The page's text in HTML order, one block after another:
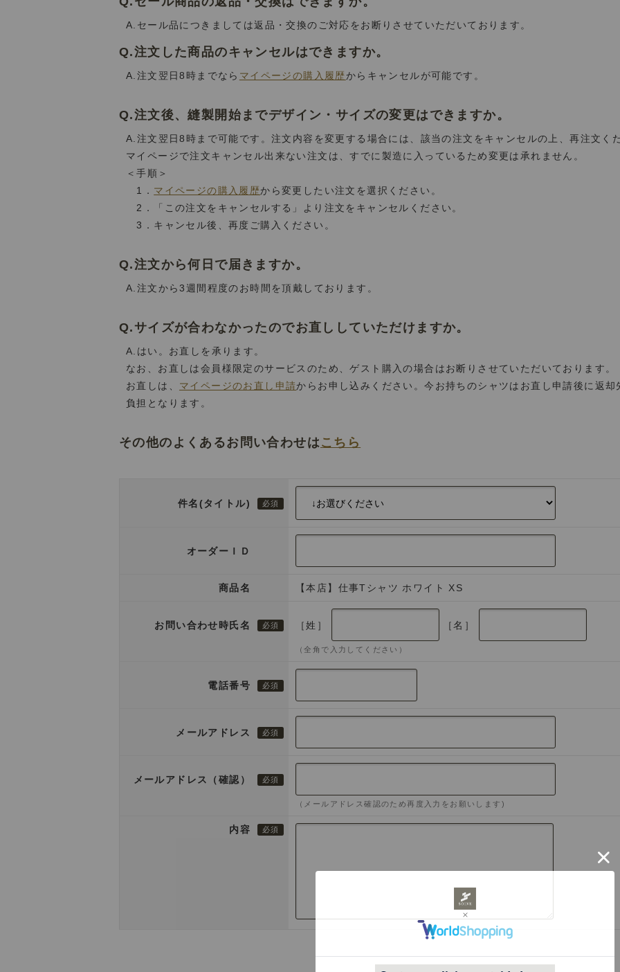
A.セール品につきましては返品・交換のご対応をお断りさせていただいております。
Q.注文した商品のキャンセルはできますか。
A.注文翌日8時までなら マイページの購入履歴からキャンセルが可能です。
Q.注文後、縫製開始までデザイン・サイズの変更はできますか。
A.注文翌日8時まで可能です。注文内容を変更する場合には、該当の注文をキャンセルの上、再注文く
マイページで注文キャンセル出来ない注文は、すでに製造に入っているため変更は承れません。
＜手順＞
1． マイページの購入履歴から変更したい注文を選択ください。
2．「この注文をキャンセルする」より注文をキャンセルください。
3．キャンセル後、再度ご購入ください。
Q.注文から何日で届きますか。
A.注文から3週間程度のお時間を頂戴しております。
Q.サイズが合わなかったのでお直ししていただけますか。
A.はい。お直しを承ります。
なお、お直しは会員様限定のサービスのため、ゲスト購入の場合はお断りさせていただいております。
お直しは、 マイページのお直し申請からお申し込みください。今お持ちのシャツはお直し申請後に返
負担となります。
その他のよくあるお問い合わせは こちら
件名(タイトル)
オーダーＩＤ
商品名 【本店】仕事Tシャツ ホワイト XS
お問い合わせ時氏名 ［姓］ ［名］
（全角で入力してください）
電話番号
メールアドレス
メールアドレス（確認）
（メールアドレス確認のため再度入力をお願いします)
内容